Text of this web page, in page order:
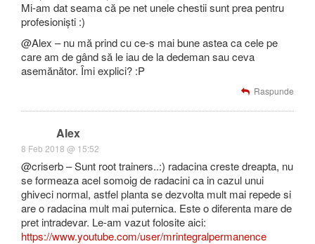
Mi-am dat seama că pe net unele chestii sunt prea pentru
profesioniști :)
@Alex – nu mă prind cu ce-s mai bune astea ca cele pe
care am de gând să le iau de la dedeman sau ceva
asemănător. Îmi explici? :P
Raspunde
Alex
8 Feb 2018 @ 15:52
@criserb – Sunt root trainers..:) radacina creste dreapta, nu
se formeaza acel somoig de radacini ca in cazul unui
ghiveci normal, astfel planta se dezvolta mult mai repede si
are o radacina mult mai puternica. Este o diferenta mare de
pret intradevar. Le-am vazut folosite aici:
https://www.youtube.com/user/mrintegralpermanence